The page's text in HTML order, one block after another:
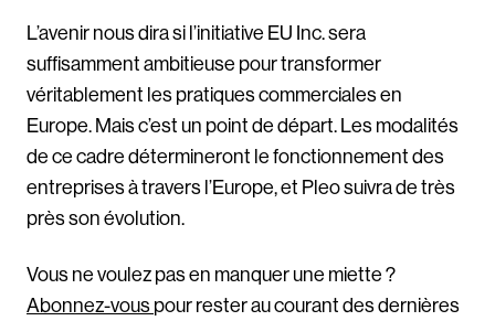
L’avenir nous dira si l’initiative EU Inc. sera
suffisamment ambitieuse pour transformer
véritablement les pratiques commerciales en
Europe. Mais c’est un point de départ. Les modalités
de ce cadre détermineront le fonctionnement des
entreprises à travers l’Europe, et Pleo suivra de très
près son évolution.
Vous ne voulez pas en manquer une miette ?
Abonnez-vous pour rester au courant des dernières